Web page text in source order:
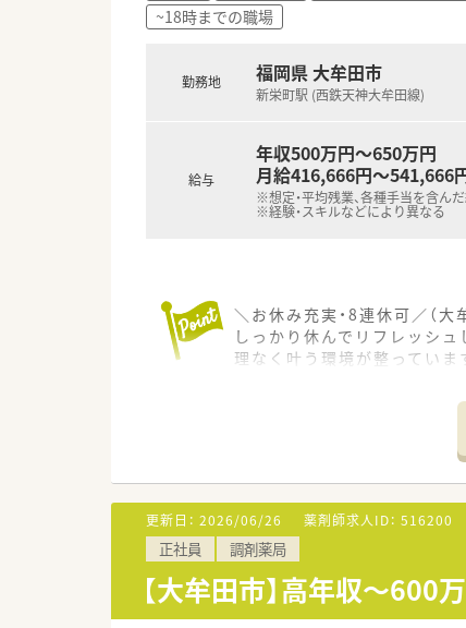
■エリア内には在宅業務を専
【求人情報について】
■今回は正社員として勤務
■想定される年収は500万円
■転勤なしの働き方も選択
~18時までの職場
勤務地 福岡県 大牟田市
新栄町駅 (西鉄天神大牟田線)
給与
年収500万円～650万円
月給416,666円～541,666
※想定・平均残業、各種手当を含ん
※経験・スキルなどにより異なる
＼お休み充実・8連休可／（大
しっかり休んでリフレッシ
理なく叶う環境が整っていま
■最寄り駅である新栄町駅
■主な応需科目は外科となっ
■現在の勤務者数は薬剤師が
【募集背景と求める人物像につ
■組織の体制強化や欠員補充
■年齢や性別を問わず調剤業
■新卒や第二新卒をはじめ、
更新日： 2026/06/26 薬剤師求人ID： 516200
正社員 調剤薬局
【大牟田市】高年収～